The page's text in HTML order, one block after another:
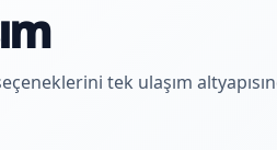
tek ulaşım